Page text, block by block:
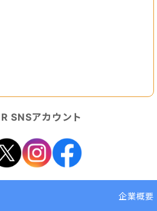
SNSアカウント
企業概要